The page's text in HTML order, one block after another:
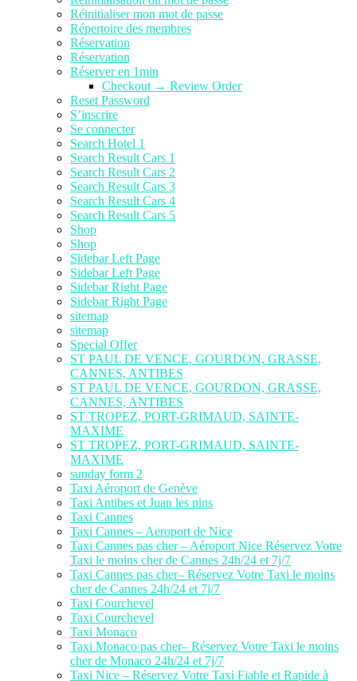
Réinitialiser mon mot de passe
Répertoire des membres
Réservation
Réservation
Réserver en 1min
Checkout → Review Order
Reset Password
S’inscrire
Se connecter
Search Hotel 1
Search Result Cars 1
Search Result Cars 2
Search Result Cars 3
Search Result Cars 4
Search Result Cars 5
Shop
Shop
Sidebar Left Page
Sidebar Left Page
Sidebar Right Page
Sidebar Right Page
sitemap
sitemap
Special Offer
ST PAUL DE VENCE, GOURDON, GRASSE,
CANNES, ANTIBES
ST PAUL DE VENCE, GOURDON, GRASSE,
CANNES, ANTIBES
ST TROPEZ, PORT-GRIMAUD, SAINTE-
MAXIME
ST TROPEZ, PORT-GRIMAUD, SAINTE-
MAXIME
sunday form 2
Taxi Aéroport de Genève
Taxi Antibes et Juan les pins
Taxi Cannes
Taxi Cannes – Aeroport de Nice
Taxi Cannes pas cher – Aéroport Nice Réservez Votre
Taxi le moins cher de Cannes 24h/24 et 7j/7
Taxi Cannes pas cher– Réservez Votre Taxi le moins
cher de Cannes 24h/24 et 7j/7
Taxi Courchevel
Taxi Courchevel
Taxi Monaco
Taxi Monaco pas cher– Réservez Votre Taxi le moins
cher de Monaco 24h/24 et 7j/7
Taxi Nice – Réservez Votre Taxi Fiable et Rapide à